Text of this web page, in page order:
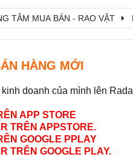
TÂM MUA BÁN - RAO VẶT
HÀNG MỚI
doanh của mình lên
APP STORE
TRÊN APPSTORE.
GOOGLE PPLAY
TRÊN GOOGLE PLAY.